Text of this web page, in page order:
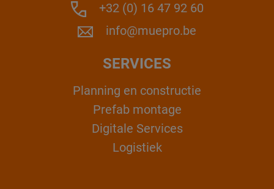
+32 (0) 16 47 92 60
info@muepro.be
SERVICES
Planning en constructie
Prefab montage
Digitale Services
Logistiek